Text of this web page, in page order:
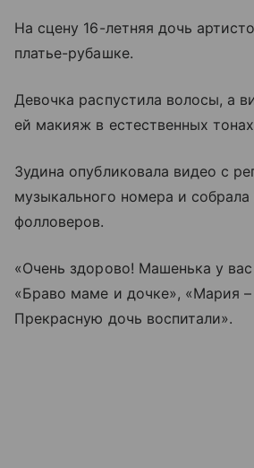
На сцену 16-летняя дочь
платье-рубашке.
Девочка распустила волосы, а
ей макияж в естественных
Зудина опубликовала видео с
музыкального номера и
фолловеров.
«Очень здорово! Машенька у
«Браво маме и дочке», «Мария –
Прекрасную дочь воспитали».